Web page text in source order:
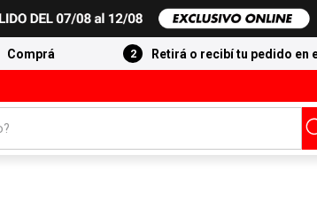
Comprá Retirá o recibí tu pedido